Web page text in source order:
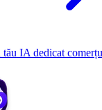
tău IA dedicat